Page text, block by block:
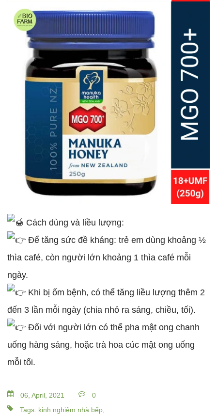
Cách dùng và liều lượng:
Để tăng sức đề kháng: trẻ em dùng khoảng ½
thìa café, còn người lớn khoảng 1 thìa café mỗi
ngày.
Khi bị ốm bệnh, có thể tăng liều lượng thêm 2
đến 3 lần mỗi ngày (chia nhỏ ra sáng, chiều, tối).
Đối với người lớn có thể pha mật ong chanh
uống hàng sáng, hoặc trà hoa cúc mật ong uống
mỗi tối.
06, April, 2021
0
Tags: kinh nghiệm nhà bếp,